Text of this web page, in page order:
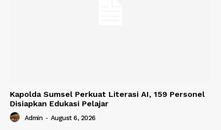
Kapolda Sumsel Perkuat Literasi AI, 159 Personel
Disiapkan Edukasi Pelajar
Admin - August 6, 2026